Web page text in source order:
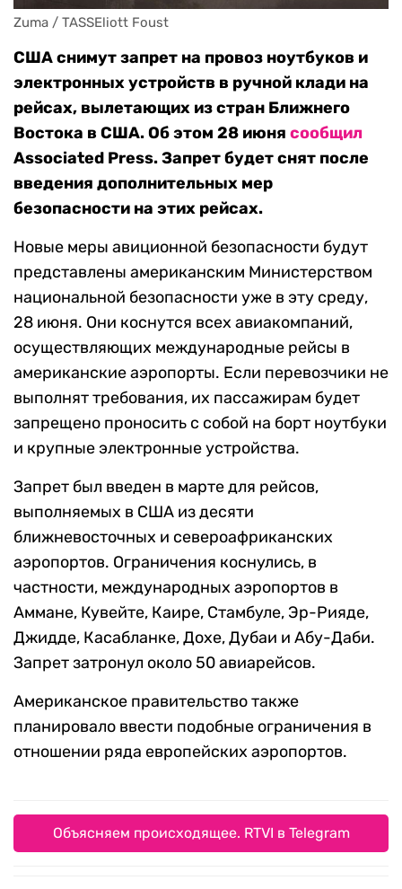
Zuma / TASSEliott Foust
США снимут запрет на провоз ноутбуков и
электронных устройств в ручной клади на
рейсах, вылетающих из стран Ближнего
Востока в США. Об этом 28 июня сообщил
Associated Press. Запрет будет снят после
введения дополнительных мер
безопасности на этих рейсах.
Новые меры авиционной безопасности будут
представлены американским Министерством
национальной безопасности уже в эту среду,
28 июня. Они коснутся всех авиакомпаний,
осуществляющих международные рейсы в
американские аэропорты. Если перевозчики не
выполнят требования, их пассажирам будет
запрещено проносить с собой на борт ноутбуки
и крупные электронные устройства.
Запрет был введен в марте для рейсов,
выполняемых в США из десяти
ближневосточных и североафриканских
аэропортов. Ограничения коснулись, в
частности, международных аэропортов в
Аммане, Кувейте, Каире, Стамбуле, Эр-Рияде,
Джидде, Касабланке, Дохе, Дубаи и Абу-Даби.
Запрет затронул около 50 авиарейсов.
Американское правительство также
планировало ввести подобные ограничения в
отношении ряда европейских аэропортов.
Объясняем происходящее. RTVI в Telegram